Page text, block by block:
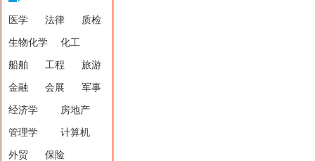
医学 法律 质检
生物化学 化工
船舶 工程 旅游
金融 会展 军事
经济学 房地产
管理学 计算机
外贸 保险